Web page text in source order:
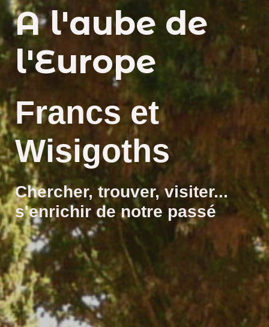
A l'aube de
l'Europe
Francs et
Wisigoths
Chercher, trouver, visiter...
s'enrichir de notre passé